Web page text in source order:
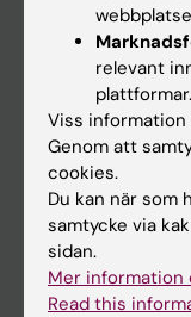
Schema
Studentmejlen
Kurs- och
Student på KI
relevant
plattformar.
Viss information
Genom att
cookies.
Du kan när som
samtycke via
sidan.
Mer information
Read this